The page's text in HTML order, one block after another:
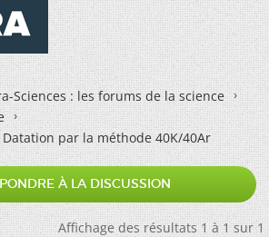
Sciences : les forums de la science
par la méthode 40K/40Ar
À LA DISCUSSION
Affichage des résultats 1 à 1 sur 1